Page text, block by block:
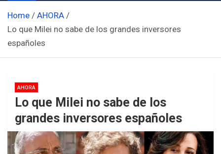
Home
AHORA
Lo que Milei no sabe de los grandes inversores
españoles
AHORA
Lo que Milei no sabe de los
grandes inversores españoles